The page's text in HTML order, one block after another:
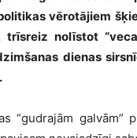
vērotājiem
trīsreiz nolīstot
dienas
“gudrajām